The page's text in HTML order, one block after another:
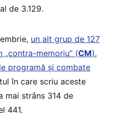
de 3.129.
un alt grup de 127
„contra-memoriu” (CM),
programă și combate
în care scriu aceste
mai strâns 314 de
441.